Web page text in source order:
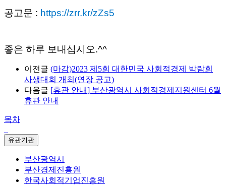
공고문 : https://zrr.kr/zZs5
좋은 하루 보내십시오.^^
이전글 (마감)2023 제5회 대한민국 사회적경제 박람회
사생대회 개최(연장 공고)
다음글 [휴관 안내] 부산광역시 사회적경제지원센터 6월
휴관 안내
목차
유관기관
부산광역시
부산경제진흥원
한국사회적기업진흥원